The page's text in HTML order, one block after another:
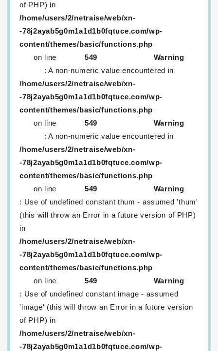
of PHP) in
/home/users/2/netraise/web/xn-
-78j2ayab5g0m1a1d1b0fqtuce.com/wp-
content/themes/basic/functions.php
on line
549
Warning
: A non-numeric value encountered in
/home/users/2/netraise/web/xn-
-78j2ayab5g0m1a1d1b0fqtuce.com/wp-
content/themes/basic/functions.php
on line
549
Warning
: A non-numeric value encountered in
/home/users/2/netraise/web/xn-
-78j2ayab5g0m1a1d1b0fqtuce.com/wp-
content/themes/basic/functions.php
on line
549
Warning
: Use of undefined constant thum - assumed 'thum'
(this will throw an Error in a future version of PHP)
in
/home/users/2/netraise/web/xn-
-78j2ayab5g0m1a1d1b0fqtuce.com/wp-
content/themes/basic/functions.php
on line
549
Warning
: Use of undefined constant image - assumed
'image' (this will throw an Error in a future version
of PHP) in
/home/users/2/netraise/web/xn-
-78j2ayab5g0m1a1d1b0fqtuce.com/wp-